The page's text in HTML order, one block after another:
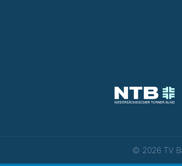
© 2026 TV